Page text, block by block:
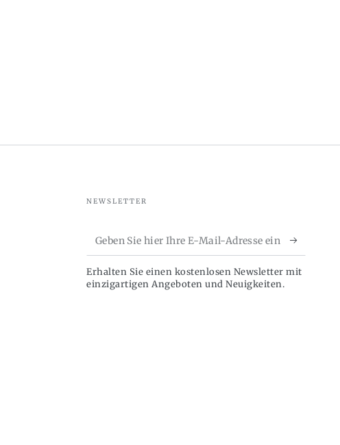
NEWSLETTER
Geben
Sie
hier
Erhalten Sie einen kostenlosen Newsletter mit
einzigartigen Angeboten und Neuigkeiten.